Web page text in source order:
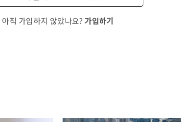
아직 가입하지 않았나요? 가입하기